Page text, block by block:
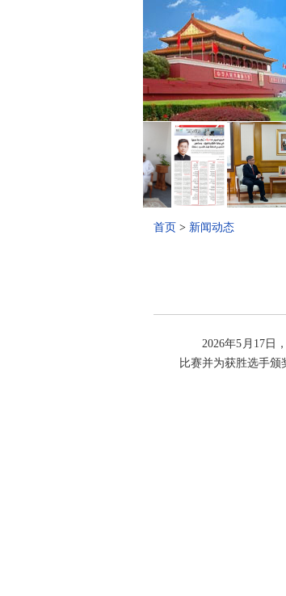
首页 > 新闻动态
2026年5月17日
比赛并为获胜选手颁